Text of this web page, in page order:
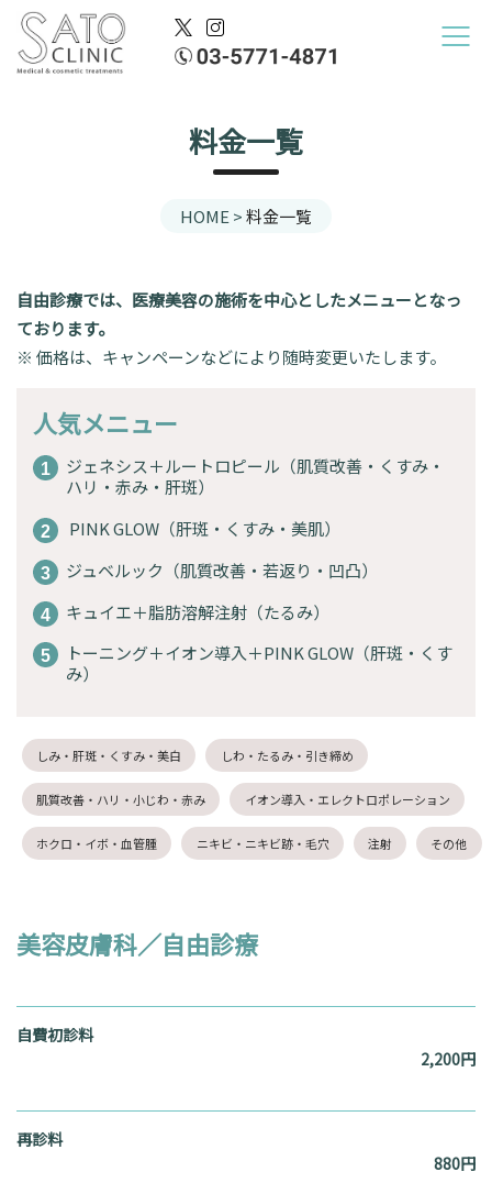
料金一覧
HOME >料金一覧
自由診療では、医療美容の施術を中心としたメニューとなっ
ております。
※ 価格は、キャンペーンなどにより随時変更いたします。
人気メニュー
ジェネシス＋ルートロピール（肌質改善・くすみ・
ハリ・赤み・肝斑）
PINK GLOW（肝斑・くすみ・美肌）
ジュベルック（肌質改善・若返り・凹凸）
キュイエ＋脂肪溶解注射（たるみ）
トーニング＋イオン導入＋PINK GLOW（肝斑・くす
み）
しみ・肝斑・くすみ・美白 しわ・たるみ・引き締め
肌質改善・ハリ・小じわ・赤み イオン導入・エレクトロポレーション
ホクロ・イボ・血管腫 ニキビ・ニキビ跡・毛穴 注射 その他
美容皮膚科／自由診療
自費初診料
2,200円
再診料
880円